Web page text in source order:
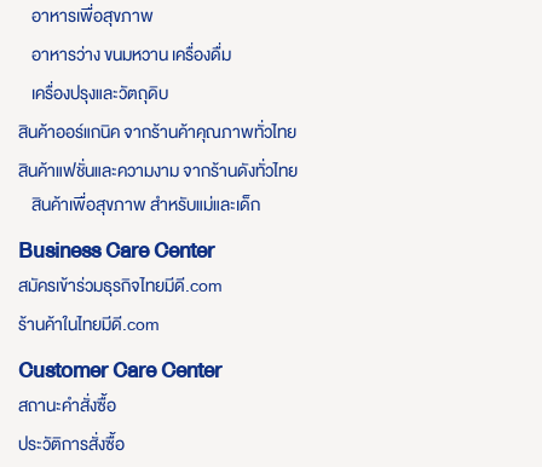
อาหารเพื่อสุขภาพ
อาหารว่าง ขนมหวาน เครื่องดื่ม
เครื่องปรุงและวัตถุดิบ
สินค้าออร์แกนิค จากร้านค้าคุณภาพทั่วไทย
สินค้าแฟชั่นและความงาม จากร้านดังทั่วไทย
สินค้าเพื่อสุขภาพ สำหรับแม่และเด็ก
Business Care Center
สมัครเข้าร่วมธุรกิจไทยมีดี.com
ร้านค้าในไทยมีดี.com
Customer Care Center
สถานะคำสั่งซื้อ
ประวัติการสั่งซื้อ